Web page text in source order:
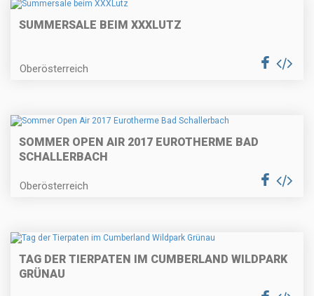
SUMMERSALE BEIM XXXLUTZ
Oberösterreich
SOMMER OPEN AIR 2017 EUROTHERME BAD
SCHALLERBACH
Oberösterreich
TAG DER TIERPATEN IM CUMBERLAND WILDPARK
GRÜNAU